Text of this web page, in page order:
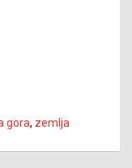
gora, zemlja